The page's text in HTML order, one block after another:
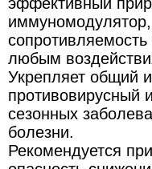
сопротивляемость
любым
Укрепляет общий и
противовирусный
сезонных
болезни.
Рекомендуется